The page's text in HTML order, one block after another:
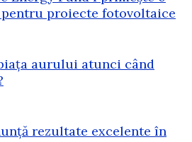
proiecte fotovoltaice
aurului atunci când
rezultate excelente în